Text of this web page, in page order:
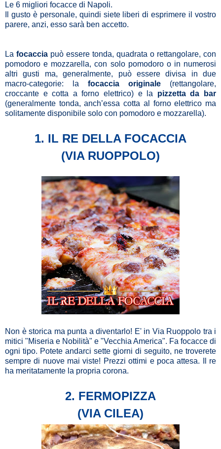
Le 6 migliori focacce di Napoli.
Il gusto è personale, quindi siete liberi di esprimere il vostro
parere, anzi, esso sarà ben accetto.
La focaccia può essere tonda, quadrata o rettangolare, con
pomodoro e mozzarella, con solo pomodoro o in numerosi
altri gusti ma, generalmente, può essere divisa in due
macro-categorie: la focaccia originale (rettangolare,
croccante e cotta a forno elettrico) e la pizzetta da bar
(generalmente tonda, anch’essa cotta al forno elettrico ma
solitamente disponibile solo con pomodoro e mozzarella).
1. IL RE DELLA FOCACCIA
(VIA RUOPPOLO)
Non è storica ma punta a diventarlo! E' in Via Ruoppolo tra i
mitici "Miseria e Nobilità" e "Vecchia America". Fa focacce di
ogni tipo. Potete andarci sette giorni di seguito, ne troverete
sempre di nuove mai viste! Prezzi ottimi e poca attesa. Il re
ha meritatamente la propria corona.
2. FERMOPIZZA
(VIA CILEA)